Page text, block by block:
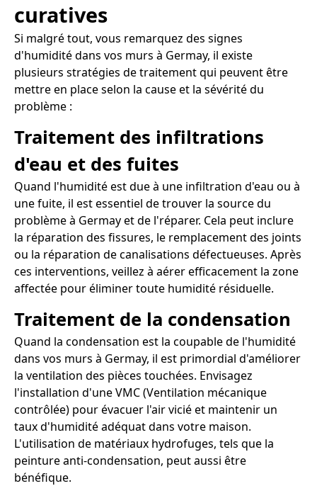
curatives
Si malgré tout, vous remarquez des signes
d'humidité dans vos murs à Germay, il existe
plusieurs stratégies de traitement qui peuvent être
mettre en place selon la cause et la sévérité du
problème :
Traitement des infiltrations
d'eau et des fuites
Quand l'humidité est due à une infiltration d'eau ou à
une fuite, il est essentiel de trouver la source du
problème à Germay et de l'réparer. Cela peut inclure
la réparation des fissures, le remplacement des joints
ou la réparation de canalisations défectueuses. Après
ces interventions, veillez à aérer efficacement la zone
affectée pour éliminer toute humidité résiduelle.
Traitement de la condensation
Quand la condensation est la coupable de l'humidité
dans vos murs à Germay, il est primordial d'améliorer
la ventilation des pièces touchées. Envisagez
l'installation d'une VMC (Ventilation mécanique
contrôlée) pour évacuer l'air vicié et maintenir un
taux d'humidité adéquat dans votre maison.
L'utilisation de matériaux hydrofuges, tels que la
peinture anti-condensation, peut aussi être
bénéfique.